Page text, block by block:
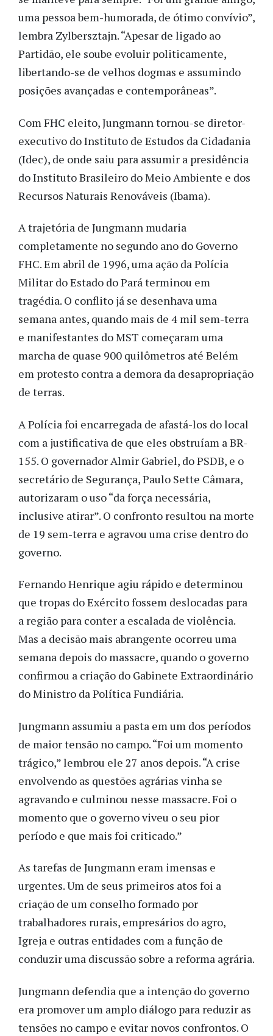
uma pessoa bem-humorada, de ótimo convívio”,
lembra Zylbersztajn. “Apesar de ligado ao
Partidão, ele soube evoluir politicamente,
libertando-se de velhos dogmas e assumindo
posições avançadas e contemporâneas”.
Com FHC eleito, Jungmann tornou-se diretor-
executivo do Instituto de Estudos da Cidadania
(Idec), de onde saiu para assumir a presidência
do Instituto Brasileiro do Meio Ambiente e dos
Recursos Naturais Renováveis (Ibama).
A trajetória de Jungmann mudaria
completamente no segundo ano do Governo
FHC. Em abril de 1996, uma ação da Polícia
Militar do Estado do Pará terminou em
tragédia. O conflito já se desenhava uma
semana antes, quando mais de 4 mil sem-terra
e manifestantes do MST começaram uma
marcha de quase 900 quilômetros até Belém
em protesto contra a demora da desapropriação
de terras.
A Polícia foi encarregada de afastá-los do local
com a justificativa de que eles obstruíam a BR-
155. O governador Almir Gabriel, do PSDB, e o
secretário de Segurança, Paulo Sette Câmara,
autorizaram o uso “da força necessária,
inclusive atirar”. O confronto resultou na morte
de 19 sem-terra e agravou uma crise dentro do
governo.
Fernando Henrique agiu rápido e determinou
que tropas do Exército fossem deslocadas para
a região para conter a escalada de violência.
Mas a decisão mais abrangente ocorreu uma
semana depois do massacre, quando o governo
confirmou a criação do Gabinete Extraordinário
do Ministro da Política Fundiária.
Jungmann assumiu a pasta em um dos períodos
de maior tensão no campo. “Foi um momento
trágico,” lembrou ele 27 anos depois. “A crise
envolvendo as questões agrárias vinha se
agravando e culminou nesse massacre. Foi o
momento que o governo viveu o seu pior
período e que mais foi criticado.”
As tarefas de Jungmann eram imensas e
urgentes. Um de seus primeiros atos foi a
criação de um conselho formado por
trabalhadores rurais, empresários do agro,
Igreja e outras entidades com a função de
conduzir uma discussão sobre a reforma agrária.
Jungmann defendia que a intenção do governo
era promover um amplo diálogo para reduzir as
tensões no campo e evitar novos confrontos. O